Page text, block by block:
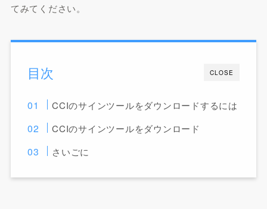
てみてください。
CLOSE
目次
CCIのサインツールをダウンロードするには
CCIのサインツールをダウンロード
さいごに